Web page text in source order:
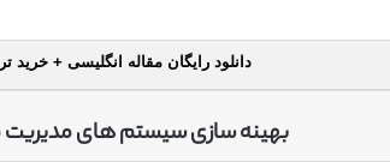
دانلود رایگان مقاله انگلیسی + خرید
بهینه سازی سیستم های مدیریت